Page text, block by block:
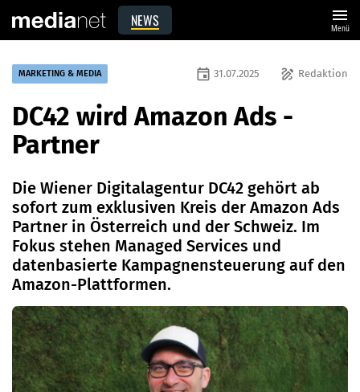
NEWS menu
Menü
MARKETING & MEDIA draw Redaktion
event 31.07.2025
DC42 wird Amazon Ads -
Partner
Die Wiener Digitalagentur DC42 gehört ab
sofort zum exklusiven Kreis der Amazon Ads
Partner in Österreich und der Schweiz. Im
Fokus stehen Managed Services und
datenbasierte Kampagnensteuerung auf den
Amazon-Plattformen.